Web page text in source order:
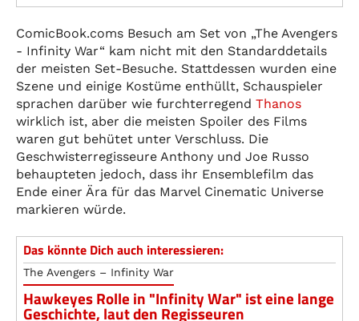
ComicBook.coms Besuch am Set von „The Avengers
- Infinity War“ kam nicht mit den Standarddetails
der meisten Set-Besuche. Stattdessen wurden eine
Szene und einige Kostüme enthüllt, Schauspieler
sprachen darüber wie furchterregend Thanos
wirklich ist, aber die meisten Spoiler des Films
waren gut behütet unter Verschluss. Die
Geschwisterregisseure Anthony und Joe Russo
behaupteten jedoch, dass ihr Ensemblefilm das
Ende einer Ära für das Marvel Cinematic Universe
markieren würde.
Das könnte Dich auch interessieren:
The Avengers – Infinity War
Hawkeyes Rolle in "Infinity War" ist eine lange
Geschichte, laut den Regisseuren